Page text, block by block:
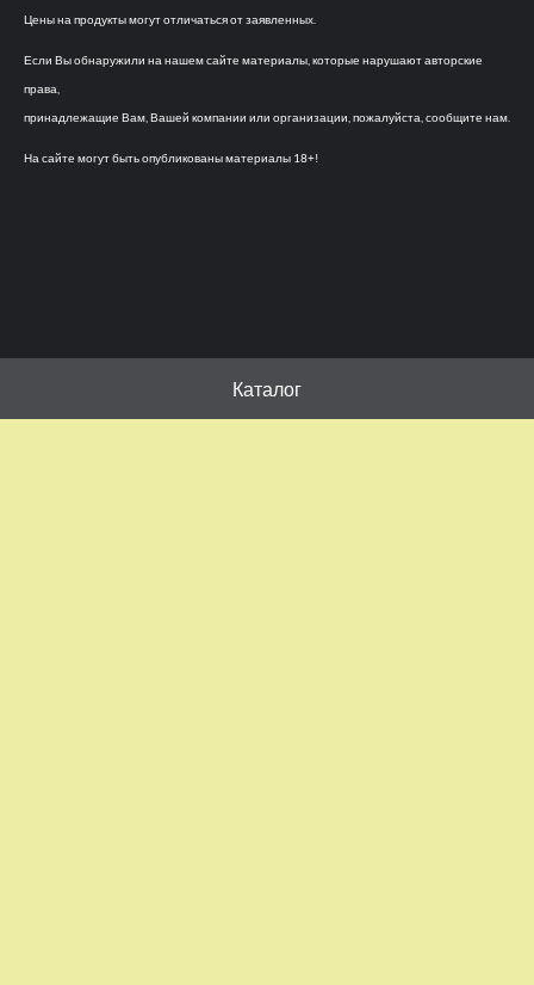
Цены на продукты могут отличаться от заявленных.
Если Вы обнаружили на нашем сайте материалы, которые нарушают авторские
права,
принадлежащие Вам, Вашей компании или организации, пожалуйста, сообщите нам.
На сайте могут быть опубликованы материалы 18+!
Каталог